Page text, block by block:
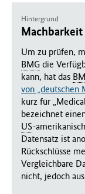
Hintergrund
Um zu prüfen,
BMG die
kann, hat das
von „deutschen
kurz für
bezeichnet
US-
Datensatz ist
Rückschlüsse
Vergleichbare
nicht, jedoch